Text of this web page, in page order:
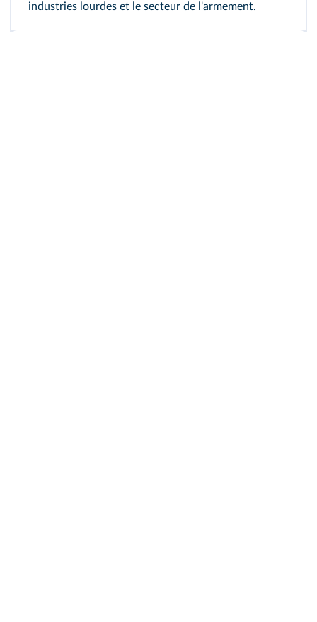
industries lourdes et le secteur de l'armement.